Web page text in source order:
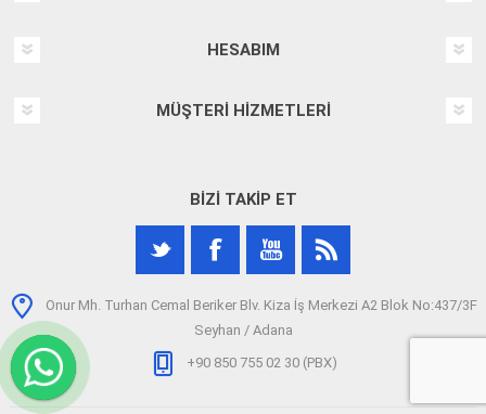
HESABIM
MÜŞTERI HIZMETLERI
BIZI TAKIP ET
Onur Mh. Turhan Cemal Beriker Blv. Kiza İş Merkezi A2 Blok No:437/3F
Seyhan / Adana
+90 850 755 02 30 (PBX)